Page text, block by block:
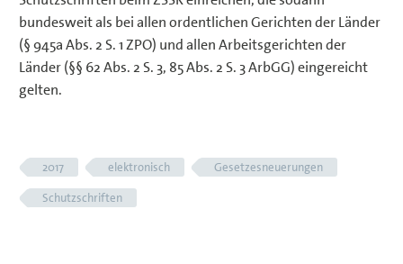
bundesweit als bei allen ordentlichen Gerichten der Länder
(§ 945a Abs. 2 S. 1 ZPO) und allen Arbeitsgerichten der
Länder (§§ 62 Abs. 2 S. 3, 85 Abs. 2 S. 3 ArbGG) eingereicht
gelten.
2017 elektronisch
Gesetzesneuerungen
Schutzschriften